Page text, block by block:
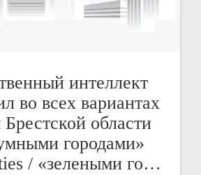
интеллект
во всех вариантах
области
городами»
/ «зелеными го…